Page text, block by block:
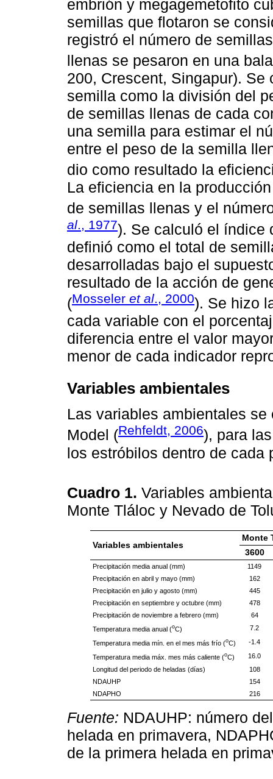
embrión y megagemetofito
semillas que flotaron se
registró el número de
llenas se pesaron en una
200, Crescent, Singapur).
semilla como la división del
de semillas llenas de cada
una semilla para estimar el
entre el peso de la semilla
dio como resultado la
La eficiencia en la
de semillas llenas y el
al., 1977). Se calculó el índice
definió como el total de
desarrolladas bajo el
resultado de la acción de
(Mosseler et al., 2000). Se hizo
cada variable con el
diferencia entre el valor
menor de cada indicador
Variables ambientales
Las variables ambientales
Model (Rehfeldt, 2006), para
los estróbilos dentro de cada
Cuadro 1. Variables
Monte Tláloc y Nevado de
Variables ambientales
Monte
3600
Precipitación media anual (mm)
1149
Precipitación en abril y mayo (mm)
162
Precipitación en julio y agosto (mm)
445
Precipitación en septiembre y octubre (mm)
478
Precipitación de noviembre a febrero (mm)
64
Temperatura media anual (oC) 7.2
Temperatura media mín. en el mes más frío (oC) -1.4
Temperatura media máx. mes más caliente (oC)
16.0
Longitud del periodo de heladas (días)
108
NDAUHP
154
NDAPHO
216
Fuente: NDAUHP: número
helada en primavera,
de la primera helada en